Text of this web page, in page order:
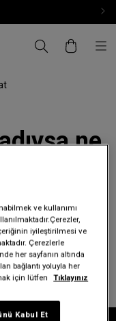
ne
geçin”ve hemen
ve kullanımı
iyileştirilmesi ve
Çerezlerle
her sayfanın altında
bağlantı yoluyla her
için lütfen
Tıklayınız
Kabul Et